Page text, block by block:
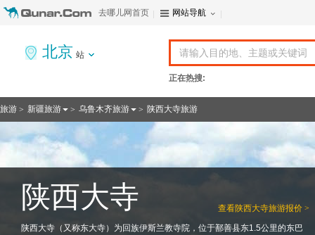
去哪儿网首页 网站导航
北京 站
正在热搜:
旅游 > 新疆旅游 > 乌鲁木齐旅游 > 陕西大寺旅游
查看陕西大寺旅游报价 >
陕西大寺
陕西大寺（又称东大寺）为回族伊斯兰教寺院，位于鄯善县东1.5公里的东巴